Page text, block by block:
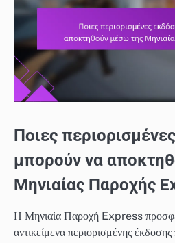
Ποιες
μπορούν να
Μηνιαίας Παροχής
Η Μηνιαία Παροχή Express
αντικείμενα περιορισμένης